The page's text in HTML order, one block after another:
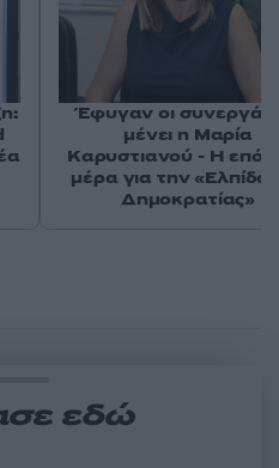
εδώ
Έφυγαν οι
μένει η Μαρία
Καρυστιανού - Η
μέρα για την «Ελπίδα
Δημοκρατίας»